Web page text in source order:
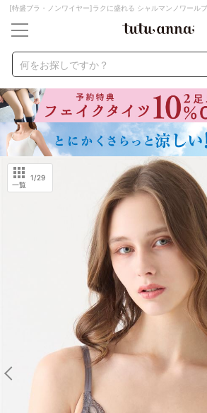
[特盛ブラ・ノンワイヤー]ラクに盛れる シャルマンノワール
何をお探しですか？
ナイトブラ ノンワイヤー 特盛ブラ
折り畳み
パジャマ ストッキング
キ
ルームウェア
アームカバー
レッグウェア
ルームウェア
マタニティ
一覧
1/29